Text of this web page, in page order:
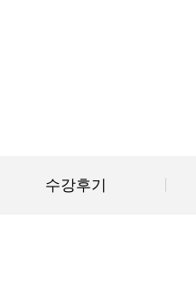
수강후기